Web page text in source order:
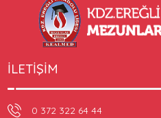
İLETIŞIM
0 372 322 64 44